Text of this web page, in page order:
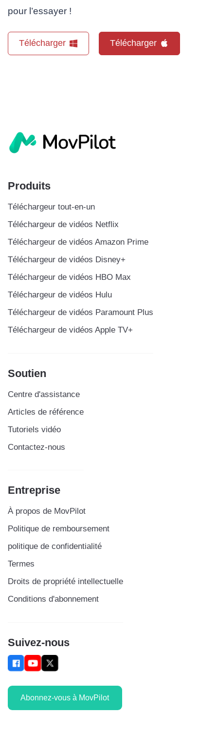
pour l’essayer !
Télécharger Télécharger
Produits
Téléchargeur tout-en-un
Téléchargeur de vidéos Netflix
Téléchargeur de vidéos Amazon Prime
Téléchargeur de vidéos Disney+
Téléchargeur de vidéos HBO Max
Téléchargeur de vidéos Hulu
Téléchargeur de vidéos Paramount Plus
Téléchargeur de vidéos Apple TV+
Soutien
Centre d'assistance
Articles de référence
Tutoriels vidéo
Contactez-nous
Entreprise
À propos de MovPilot
Politique de remboursement
politique de confidentialité
Termes
Droits de propriété intellectuelle
Conditions d'abonnement
Suivez-nous
Abonnez-vous à MovPilot